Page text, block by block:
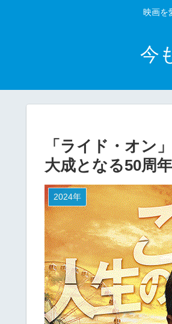
映画を
今
「ライド・オン
大成となる50周
2024年